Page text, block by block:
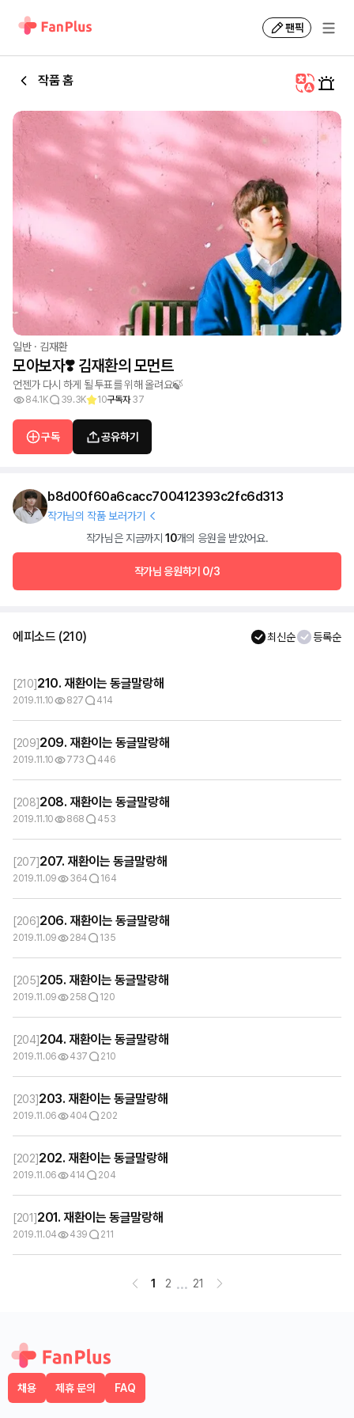
팬픽
작품 홈
일반· 김재환
모아보자❣️ 김재환의 모먼트
언젠가 다시 하게 될 투표를 위해 올려요🍃
84.1K 39.3K 10구독자 37
구독 공유하기
b8d00f60a6cacc700412393c2fc6d313
작가님의 작품 보러가기
작가님은 지금까지 10개의 응원을 받았어요.
작가님 응원하기 0/3
에피소드 (210) 최신순 등록순
[210]210. 재환이는 동글말랑해
2019.11.10 827 414
[209]209. 재환이는 동글말랑해
2019.11.10 773 446
[208]208. 재환이는 동글말랑해
2019.11.10 868 453
[207]207. 재환이는 동글말랑해
2019.11.09 364 164
[206]206. 재환이는 동글말랑해
2019.11.09 284 135
[205]205. 재환이는 동글말랑해
2019.11.09 258 120
[204]204. 재환이는 동글말랑해
2019.11.06 437 210
[203]203. 재환이는 동글말랑해
2019.11.06 404 202
[202]202. 재환이는 동글말랑해
2019.11.06 414 204
[201]201. 재환이는 동글말랑해
2019.11.04 439 211
1 2 ... 21
채용 제휴 문의 FAQ